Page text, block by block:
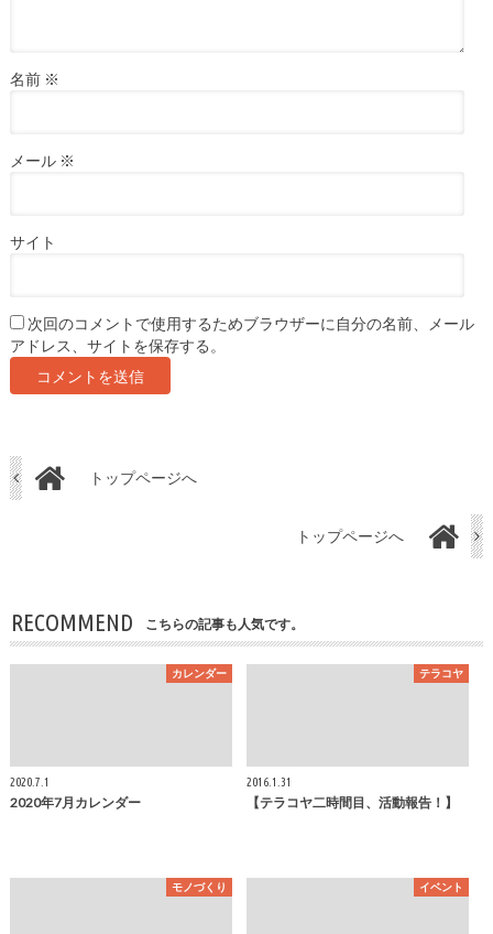
名前 ※
メール ※
サイト
次回のコメントで使用するためブラウザーに自分の名前、メール
アドレス、サイトを保存する。
トップページへ
トップページへ
RECOMMEND こちらの記事も人気です。
カレンダー
2020.7.1
2020年7月カレンダー
テラコヤ
2016.1.31
【テラコヤ二時間目、活動報告！】
モノづくり イベント